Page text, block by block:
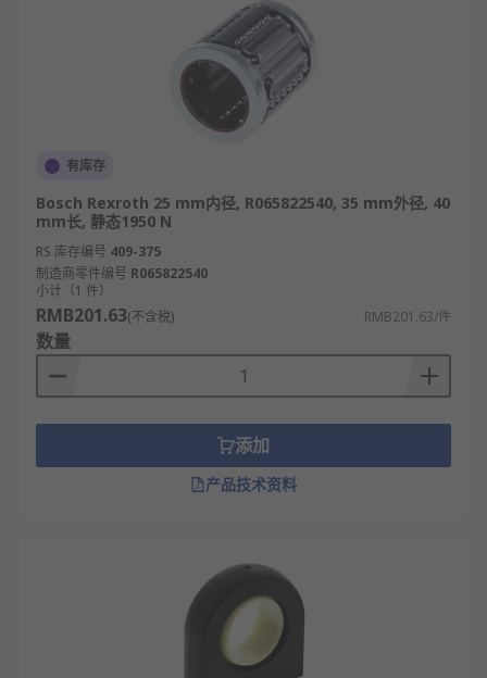
有库存
Bosch Rexroth 25 mm内径, R065822540, 35 mm外径, 40
mm长, 静态1950 N
RS 库存编号 409-375
制造商零件编号 R065822540
小计（1 件）
RMB201.63(不含税) RMB201.63/件
数量
添加
产品技术资料